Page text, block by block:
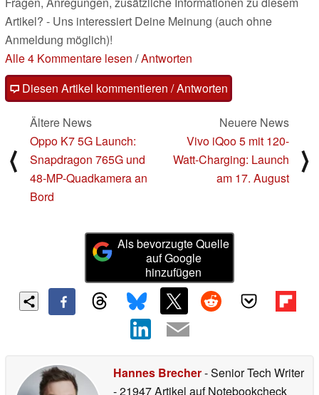
Artikel? - Uns interessiert Deine Meinung (auch ohne
Anmeldung möglich)!
Alle 4 Kommentare lesen /Antworten
Diesen Artikel kommentieren / Antworten
⟨
Ältere News
Oppo K7 5G Launch:
Snapdragon 765G und
48-MP-Quadkamera an
Bord
Neuere News
Vivo iQoo 5 mit 120-
Watt-Charging: Launch
am 17. August
⟩
Als bevorzugte Quelle
auf Google
hinzufügen
Hannes Brecher- Senior Tech Writer
- 21947 Artikel auf Notebookcheck